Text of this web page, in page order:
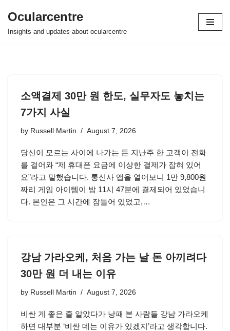
Skip
Ocularcentre
Insights and updates about ocularcentre
소액결제 30만 원 한도, 실무자도 놓치는
7가지 사실
by Russell Martin August 7, 2026
당신이 모르는 사이에 나가는 돈 지난주 한 고객이 전화
를 걸어와 “제 휴대폰 요금에 이상한 결제가 잡혀 있어
요”라고 말했습니다. 통신사 앱을 열어보니 1만 9,800원
짜리 게임 아이템이 밤 11시 47분에 결제되어 있었습니
다. 본인은 그 시간에 잠들어 있었고,…
강남 가라오케, 처음 가는 날 돈 아끼려다
30만 원 더 내는 이유
by Russell Martin August 7, 2026
비싼 게 좋은 줄 알았다가 낭패 본 사람들 강남 가라오케
하면 대부분 ‘비싼 데는 이유가 있겠지’라고 생각합니다.